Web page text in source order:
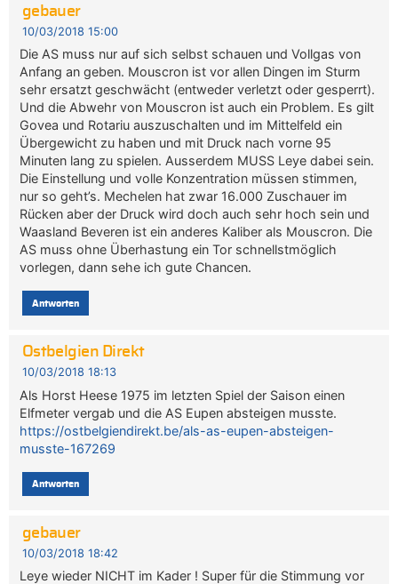
gebauer
10/03/2018 15:00
Die AS muss nur auf sich selbst schauen und Vollgas von
Anfang an geben. Mouscron ist vor allen Dingen im Sturm
sehr ersatzt geschwächt (entweder verletzt oder gesperrt).
Und die Abwehr von Mouscron ist auch ein Problem. Es gilt
Govea und Rotariu auszuschalten und im Mittelfeld ein
Übergewicht zu haben und mit Druck nach vorne 95
Minuten lang zu spielen. Ausserdem MUSS Leye dabei sein.
Die Einstellung und volle Konzentration müssen stimmen,
nur so geht’s. Mechelen hat zwar 16.000 Zuschauer im
Rücken aber der Druck wird doch auch sehr hoch sein und
Waasland Beveren ist ein anderes Kaliber als Mouscron. Die
AS muss ohne Überhastung ein Tor schnellstmöglich
vorlegen, dann sehe ich gute Chancen.
Antworten
Ostbelgien Direkt
10/03/2018 18:13
Als Horst Heese 1975 im letzten Spiel der Saison einen
Elfmeter vergab und die AS Eupen absteigen musste.
https://ostbelgiendirekt.be/als-as-eupen-absteigen-
musste-167269
Antworten
gebauer
10/03/2018 18:42
Leye wieder NICHT im Kader ! Super für die Stimmung vor